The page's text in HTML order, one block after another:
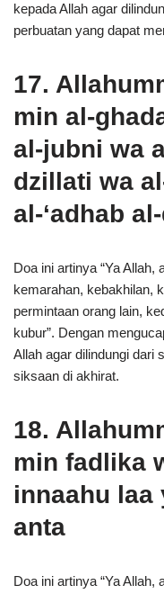
kepada Allah agar
perbuatan yang dapat
17.
min al-
al-jubni wa
dzillati wa
al-‘adhab
Doa ini artinya “Ya Allah,
kemarahan, kebakhilan,
permintaan orang lain,
kubur”. Dengan
Allah agar dilindungi dari
siksaan di akhirat.
18.
min fadlika
innaahu
anta
Doa ini artinya “Ya